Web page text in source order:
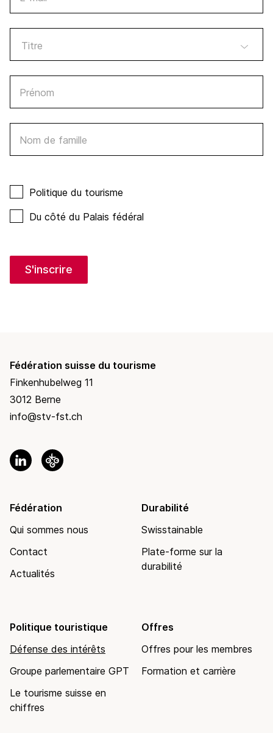
Prénom
Nom de famille
Politique du tourisme
Du côté du Palais fédéral
S'inscrire
Fédération suisse du tourisme
Finkenhubelweg 11
3012 Berne
info@stv-fst.ch
Fédération
Qui sommes nous
Contact
Actualités
Durabilité
Swisstainable
Plate-forme sur la
durabilité
Politique touristique
Défense des intérêts
Groupe parlementaire GPT
Le tourisme suisse en
chiffres
Offres
Offres pour les membres
Formation et carrière